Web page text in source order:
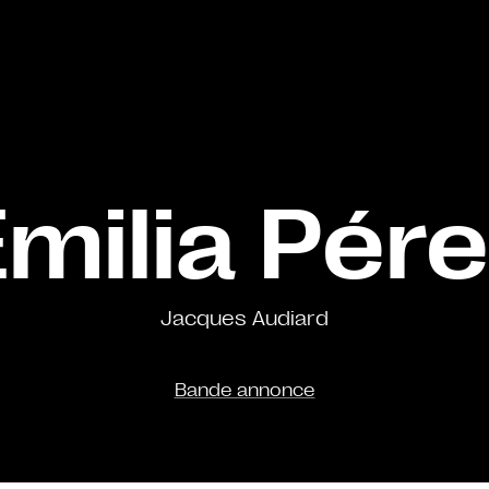
Jacques Audiard
Bande annonce